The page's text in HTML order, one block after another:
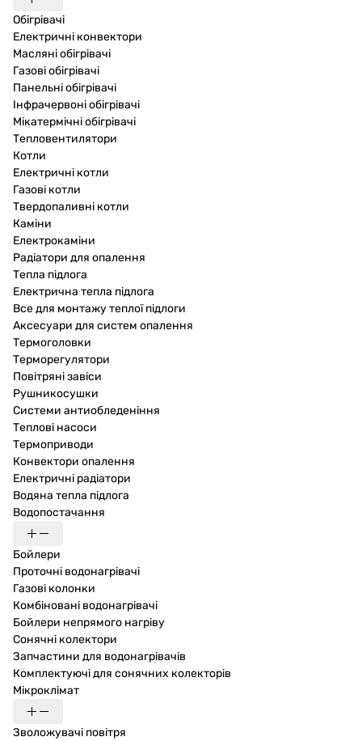
Обігрівачі
Електричні конвектори
Масляні обігрівачі
Газові обігрівачі
Панельні обігрівачі
Інфрачервоні обігрівачі
Мікатермічні обігрівачі
Тепловентилятори
Котли
Електричні котли
Газові котли
Твердопаливні котли
Каміни
Електрокаміни
Радіатори для опалення
Тепла підлога
Електрична тепла підлога
Все для монтажу теплої підлоги
Аксесуари для систем опалення
Термоголовки
Терморегулятори
Повітряні завіси
Рушникосушки
Системи антиобледеніння
Теплові насоси
Термоприводи
Конвектори опалення
Електричні радіатори
Водяна тепла підлога
Водопостачання
Бойлери
Проточні водонагрівачі
Газові колонки
Комбіновані водонагрівачі
Бойлери непрямого нагріву
Сонячні колектори
Запчастини для водонагрівачів
Комплектуючі для сонячних колекторів
Мікроклімат
Зволожувачі повітря